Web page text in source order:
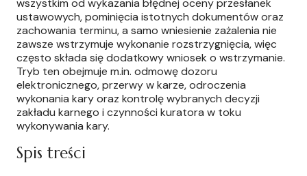
wszystkim od wykazania błędnej oceny przesłanek
ustawowych, pominięcia istotnych dokumentów oraz
zachowania terminu, a samo wniesienie zażalenia nie
zawsze wstrzymuje wykonanie rozstrzygnięcia, więc
często składa się dodatkowy wniosek o wstrzymanie.
Tryb ten obejmuje m.in. odmowę dozoru
elektronicznego, przerwy w karze, odroczenia
wykonania kary oraz kontrolę wybranych decyzji
zakładu karnego i czynności kuratora w toku
wykonywania kary.
Spis treści